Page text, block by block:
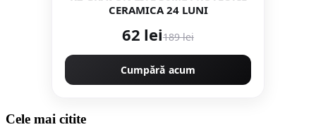
CERAMICA 24 LUNI
62 lei189 lei
Cumpără acum
Cele mai citite